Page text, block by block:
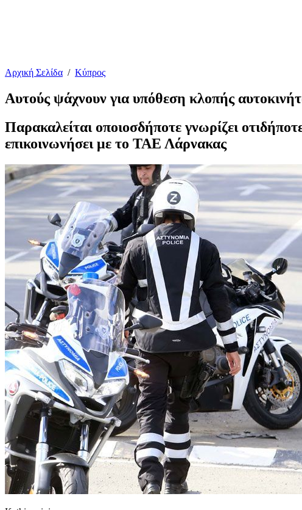
Αρχική Σελίδα / Κύπρος
Αυτούς ψάχνουν για υπόθεση κλοπής
Παρακαλείται οποιοσδήποτε γνωρίζει
επικοινωνήσει με το ΤΑΕ Λάρνακας